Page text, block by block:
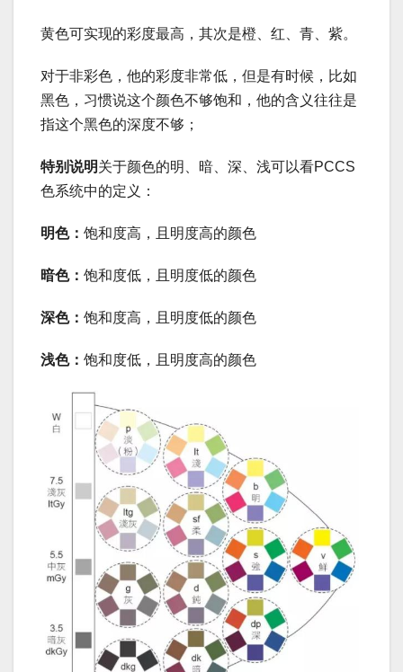
黄色可实现的彩度最高，其次是橙、红、青、紫。
对于非彩色，他的彩度非常低，但是有时候，比如
黑色，习惯说这个颜色不够饱和，他的含义往往是
指这个黑色的深度不够；
特别说明关于颜色的明、暗、深、浅可以看PCCS
色系统中的定义：
明色： 饱和度高，且明度高的颜色
暗色： 饱和度低，且明度低的颜色
深色： 饱和度高，且明度低的颜色
浅色： 饱和度低，且明度高的颜色